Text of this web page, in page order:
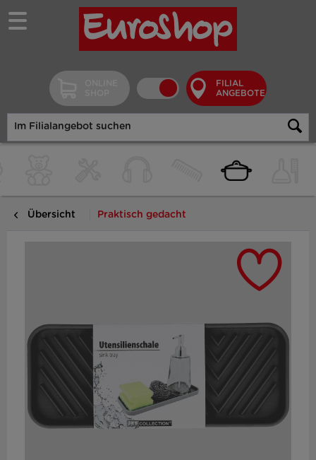
FILIAL
ANGEBOTE
Übersicht Praktisch gedacht